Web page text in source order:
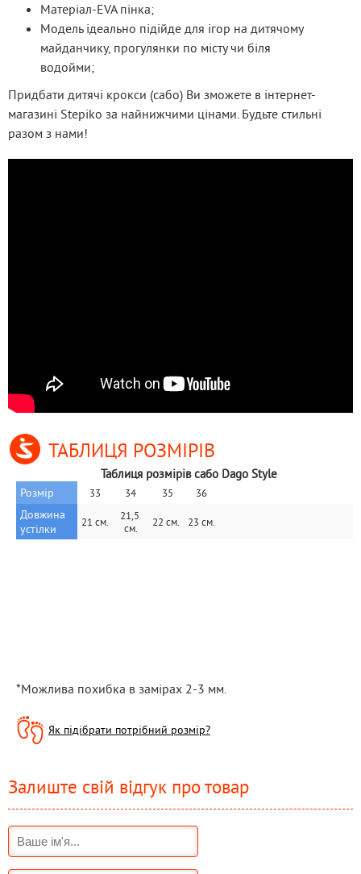
Матеріал-EVA пінка;
Модель ідеально підійде для ігор на дитячому
майданчику, прогулянки по місту чи біля
водойми;
Придбати дитячі крокси (сабо) Ви зможете в інтернет-
магазині Stepiko за найнижчими цінами. Будьте стильні
разом з нами!
ТАБЛИЦЯ РОЗМІРІВ
Таблиця розмірів сабо Dago Style
Розмір 33 34 35 36
Довжина
устілки
21 см.
21,5
см.
22 см. 23 см.
*Можлива похибка в замірах 2-3 мм.
Як підібрати потрібний розмір?
Залиште свій відгук про товар